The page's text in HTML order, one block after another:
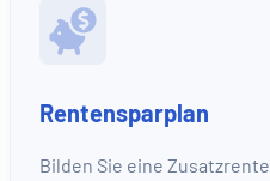
Rentensparplan
Bilden Sie eine Zusatzrente